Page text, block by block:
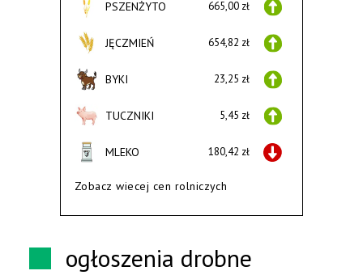
PSZENŻYTO 665,00 zł
JĘCZMIEŃ 654,82 zł
BYKI 23,25 zł
TUCZNIKI 5,45 zł
MLEKO 180,42 zł
Zobacz wiecej cen rolniczych
ogłoszenia drobne